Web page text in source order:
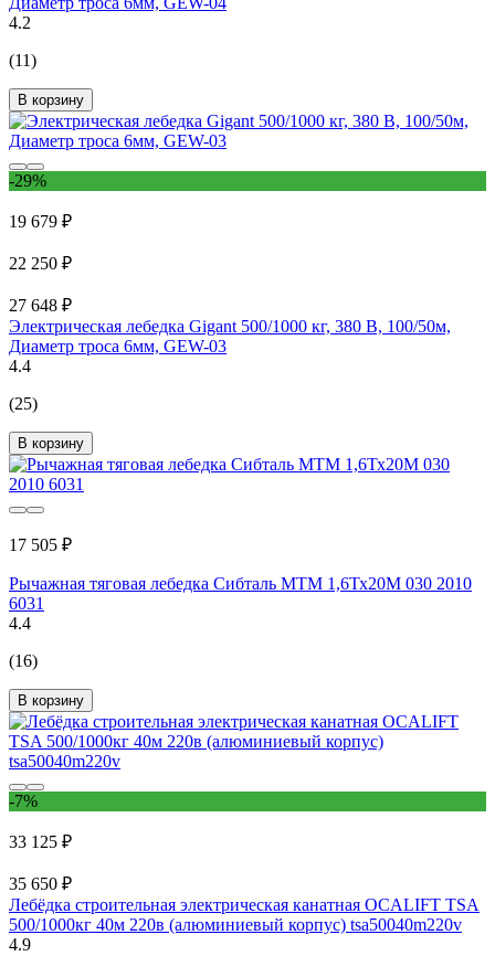
4.2
(11)
В корзину
-29%
19 679 ₽
22 250 ₽
27 648 ₽
Электрическая лебедка Gigant 500/1000 кг, 380 В, 100/50м,
Диаметр троса 6мм, GEW-03
4.4
(25)
В корзину
17 505 ₽
Рычажная тяговая лебедка Сибталь МТМ 1,6Тх20М 030 2010
6031
4.4
(16)
В корзину
-7%
33 125 ₽
35 650 ₽
Лебёдка строительная электрическая канатная OCALIFT TSA
500/1000кг 40м 220в (алюминиевый корпус) tsa50040m220v
4.9